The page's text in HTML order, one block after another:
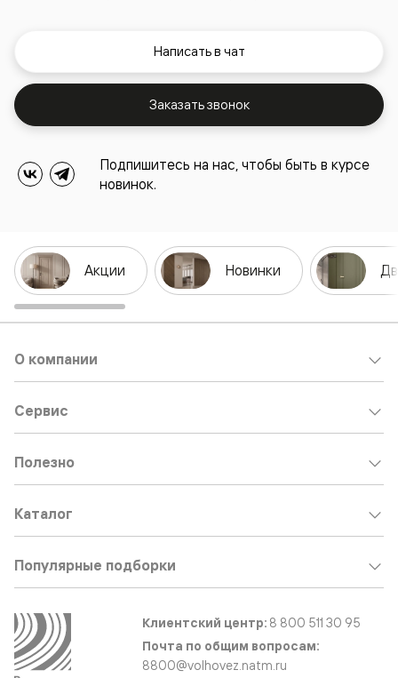
Написать в чат
Заказать звонок
Подпишитесь на нас, чтобы быть в курсе
новинок.
Акции Новинки
О компании
Сервис
Полезно
Каталог
Популярные подборки
Клиентский центр: 8 800 511 30 95
Почта по общим вопросам:
8800@volhovez.natm.ru